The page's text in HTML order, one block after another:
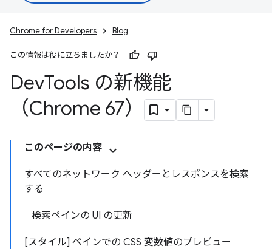
Chrome for Developers Blog
この情報は役に立ちましたか？
DevTools の新機能
（Chrome 67）
このページの内容
すべてのネットワーク ヘッダーとレスポンスを検索
する
検索ペインの UI の更新
[スタイル] ペインでの CSS 変数値のプレビュー